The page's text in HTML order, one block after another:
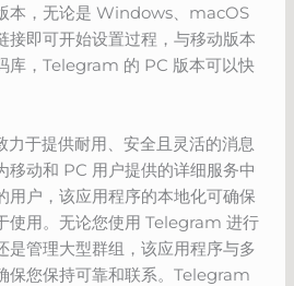
本，无论是 Windows、macOS
即可开始设置过程，与移动版本
库，Telegram 的 PC 版本可以快
于提供耐用、安全且灵活的消息
移动和 PC 用户提供的详细服务中
用户，该应用程序的本地化可确保
使用。无论您使用 Telegram 进行
是管理大型群组，该应用程序与多
保您保持可靠和联系。Telegram